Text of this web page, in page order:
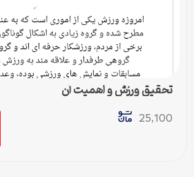
تحقیق ورزش و اهمیت آن
25,100